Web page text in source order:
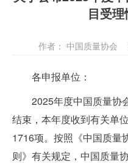
目受
作者： 中国质量协会
各申报单位：
2025年度中国质量协
结束，本年度收到有关单
1716项。按照《中国质量
则》有关规定，中国质量